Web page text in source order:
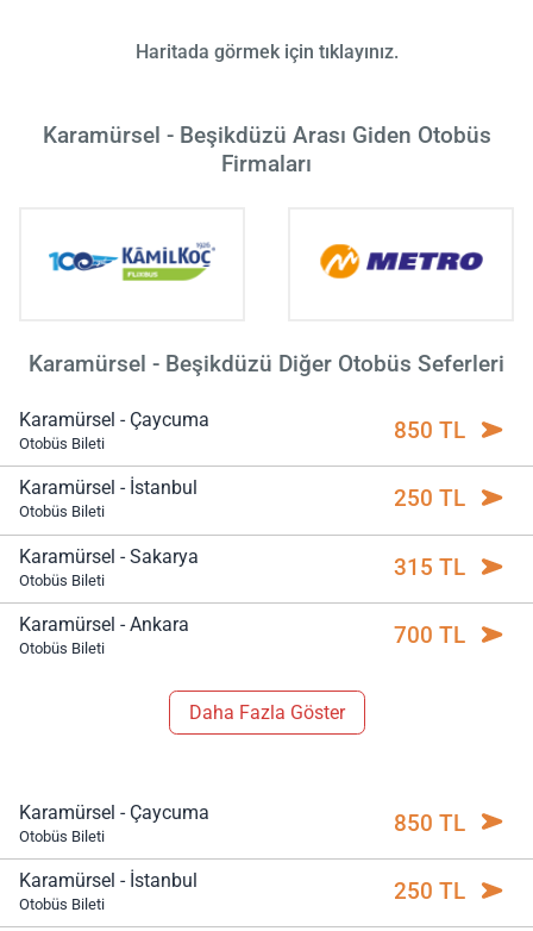
Haritada görmek için tıklayınız.
Karamürsel - Beşikdüzü Arası Giden Otobüs
Firmaları
Karamürsel - Beşikdüzü Diğer Otobüs Seferleri
Karamürsel - Çaycuma
Otobüs Bileti 850 TL
Karamürsel - İstanbul
Otobüs Bileti 250 TL
Karamürsel - Sakarya
Otobüs Bileti 315 TL
Karamürsel - Ankara
Otobüs Bileti 700 TL
Daha Fazla Göster
Karamürsel - Çaycuma
Otobüs Bileti 850 TL
Karamürsel - İstanbul
Otobüs Bileti 250 TL